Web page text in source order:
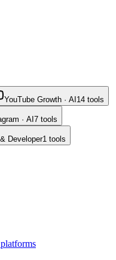
YouTube Growth · AI 14 tools
· AI 7 tools
Developer1 tools